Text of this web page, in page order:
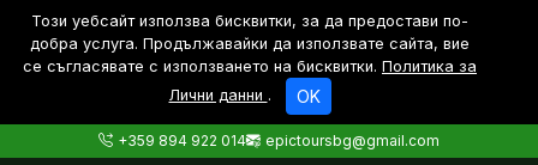
Този уебсайт използва бисквитки, за да предостави по-
дoбра услуга. Продължавайки да използвате сайта, вие
се съгласявате с използването на бисквитки. Политика за
Лични данни . OK
+359 894 922 014 epictoursbg@gmail.com